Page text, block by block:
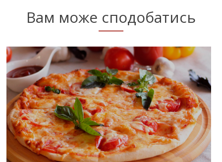
Вам може сподобатись